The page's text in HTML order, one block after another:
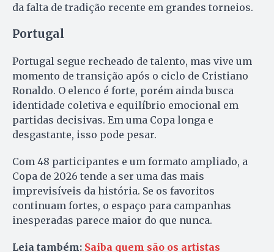
da falta de tradição recente em grandes torneios.
Portugal
Portugal segue recheado de talento, mas vive um
momento de transição após o ciclo de Cristiano
Ronaldo. O elenco é forte, porém ainda busca
identidade coletiva e equilíbrio emocional em
partidas decisivas. Em uma Copa longa e
desgastante, isso pode pesar.
Com 48 participantes e um formato ampliado, a
Copa de 2026 tende a ser uma das mais
imprevisíveis da história. Se os favoritos
continuam fortes, o espaço para campanhas
inesperadas parece maior do que nunca.
Leia também: Saiba quem são os artistas